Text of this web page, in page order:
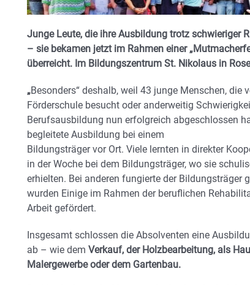
Junge Leute, die ihre Ausbildung trotz schwieriger
– sie bekamen jetzt im Rahmen einer
überreicht. Im Bildungszentrum St. Nikolaus in
„Besonders“ deshalb, weil 43 junge Menschen,
Förderschule besucht oder anderweitig
Berufsausbildung nun erfolgreich abgeschlossen
begleitete Ausbildung bei einem
Bildungsträger vor Ort. Viele lernten in direkter
in der Woche bei dem Bildungsträger, wo sie
erhielten. Bei anderen fungierte der Bildungsträger
wurden Einige im Rahmen der beruflichen
Arbeit gefördert.
Insgesamt schlossen die Absolventen eine
ab – wie dem Verkauf, der Holzbearbeitung, als
Malergewerbe oder dem Gartenbau.